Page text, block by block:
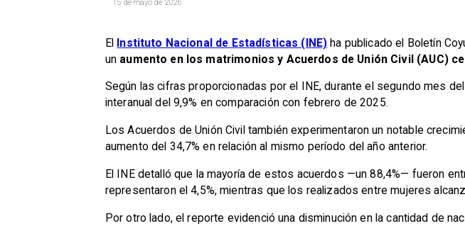
15 de mayo de 2026
El Instituto Nacional de Estadísticas (INE) ha publicado el Boletín
un aumento en los matrimonios y Acuerdos de Unión Civil (AUC)
Según las cifras proporcionadas por el INE, durante el segundo mes
interanual del 9,9% en comparación con febrero de 2025.
Los Acuerdos de Unión Civil también experimentaron un notable
aumento del 34,7% en relación al mismo período del año anterior.
El INE detalló que la mayoría de estos acuerdos —un 88,4%— fueron
representaron el 4,5%, mientras que los realizados entre mujeres
Por otro lado, el reporte evidenció una disminución en la cantidad de